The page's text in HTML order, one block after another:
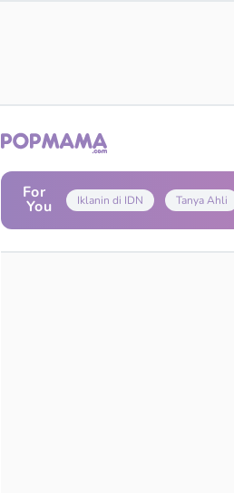
For
You Iklanin di IDN Tanya Ahli